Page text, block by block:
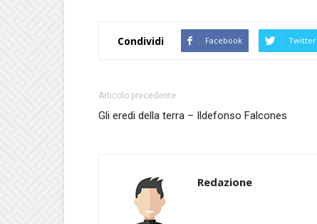
Condividi Facebook Twitter
Articolo precedente
Gli eredi della terra – Ildefonso Falcones
Redazione